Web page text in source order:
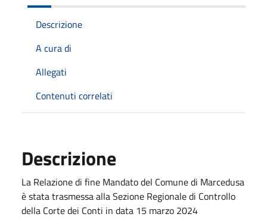
Descrizione
A cura di
Allegati
Contenuti correlati
Descrizione
La Relazione di fine Mandato del Comune di Marcedusa
è stata trasmessa alla Sezione Regionale di Controllo
della Corte dei Conti in data 15 marzo 2024